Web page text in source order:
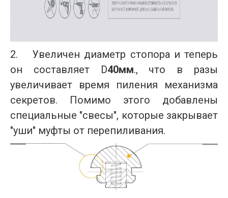
2.
Увеличен диаметр стопора и теперь
он составляет D40мм., что в разы
увеличивает время пиления механизма
секретов. Помимо этого добавлены
специальные "свесы", которые закрывает
"уши" муфты от перепиливания.